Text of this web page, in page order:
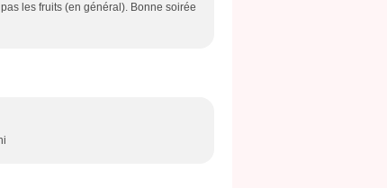
les fruits (en général). Bonne soirée